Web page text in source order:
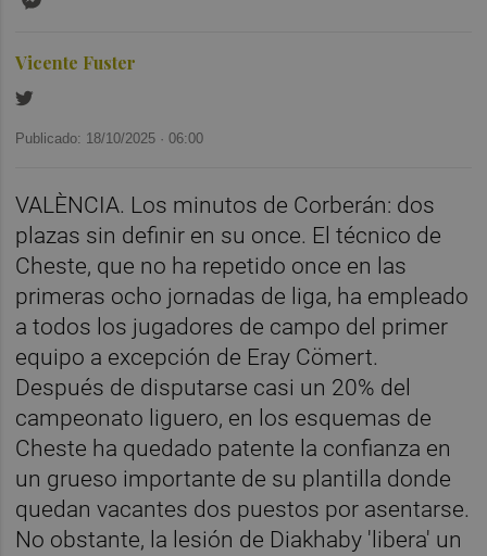
Vicente Fuster
Publicado: 18/10/2025 ·06:00
VALÈNCIA. Los minutos de Corberán: dos
plazas sin definir en su once. El técnico de
Cheste, que no ha repetido once en las
primeras ocho jornadas de liga, ha empleado
a todos los jugadores de campo del primer
equipo a excepción de Eray Cömert.
Después de disputarse casi un 20% del
campeonato liguero, en los esquemas de
Cheste ha quedado patente la confianza en
un grueso importante de su plantilla donde
quedan vacantes dos puestos por asentarse.
No obstante, la lesión de Diakhaby 'libera' un